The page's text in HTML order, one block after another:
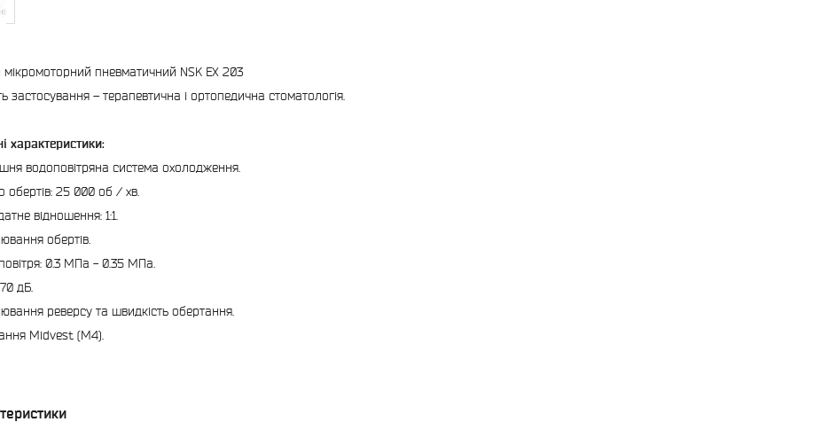
мікромоторний пневматичний NSK EX 203
застосування – терапевтична і ортопедична стоматологія.
характеристики:
водоповітряна система охолодження.
обертів: 25 000 об / хв.
відношення: 1:1.
обертів.
0.3 МПа - 0.35 МПа.
дБ.
реверсу та швидкість обертання.
Midvest (М4).